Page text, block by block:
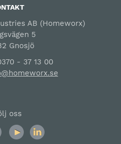
AB (Homeworx)
5
Gnosjö
- 37 13 00
oss